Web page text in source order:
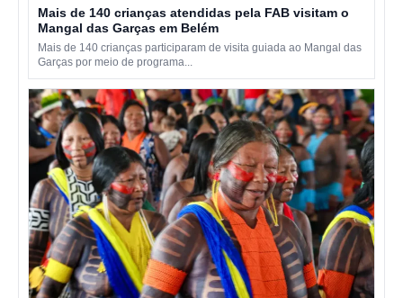
Mais de 140 crianças atendidas pela FAB visitam o
Mangal das Garças em Belém
Mais de 140 crianças participaram de visita guiada ao Mangal das
Garças por meio de programa...